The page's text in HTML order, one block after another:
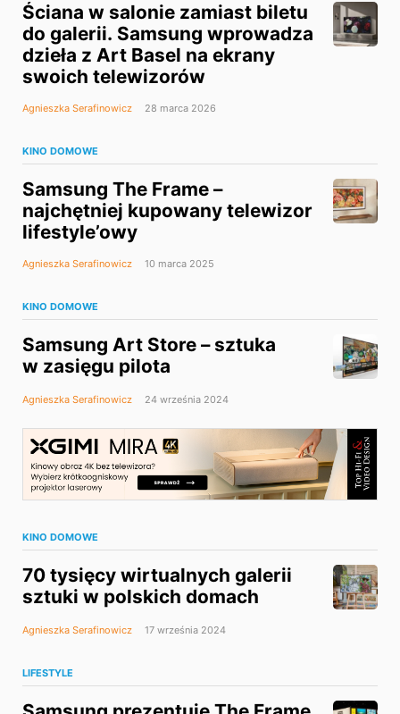
Ściana w salonie zamiast biletu
do galerii. Samsung wprowadza
dzieła z Art Basel na ekrany
swoich telewizorów
Agnieszka Serafinowicz 28 marca 2026
KINO DOMOWE
Samsung The Frame –
najchętniej kupowany telewizor
lifestyle’owy
Agnieszka Serafinowicz 10 marca 2025
KINO DOMOWE
Samsung Art Store – sztuka
w zasięgu pilota
Agnieszka Serafinowicz 24 września 2024
KINO DOMOWE
70 tysięcy wirtualnych galerii
sztuki w polskich domach
Agnieszka Serafinowicz 17 września 2024
LIFESTYLE